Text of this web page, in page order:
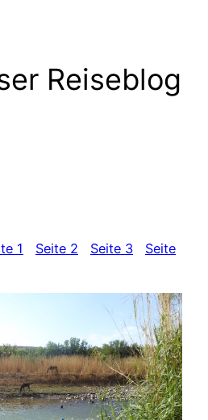
Reiseblog
1 Seite 2 Seite 3
Seite